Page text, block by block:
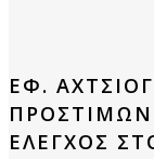
ΕΦ.
ΠΡΟΣΤΊΜΩΝ
ΈΛΕΓΧΟΣ